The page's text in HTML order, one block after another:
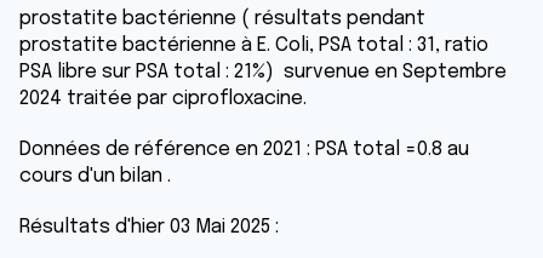
prostatite bactérienne ( résultats pendant
prostatite bactérienne à E. Coli, PSA total : 31, ratio
PSA libre sur PSA total : 21%) survenue en Septembre
2024 traitée par ciprofloxacine.
Données de référence en 2021 : PSA total =0.8 au
cours d'un bilan .
Résultats d'hier 03 Mai 2025 :